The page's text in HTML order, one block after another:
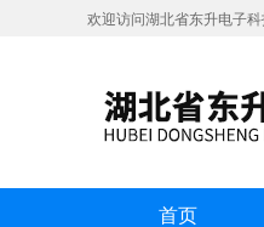
欢迎访问湖北省东升电子科
首页